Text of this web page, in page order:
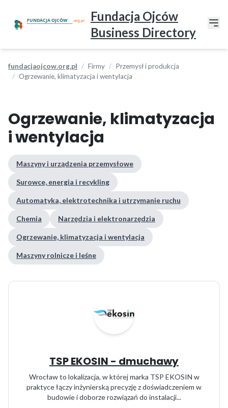
Fundacja Ojców
Business Directory
fundacjaojcow.org.pl Firmy
Przemysł i produkcja
Ogrzewanie, klimatyzacja i wentylacja
Ogrzewanie, klimatyzacja
i wentylacja
Maszyny i urządzenia przemysłowe
Surowce, energia i recykling
Automatyka, elektrotechnika i utrzymanie ruchu
Chemia Narzędzia i elektronarzędzia
Ogrzewanie, klimatyzacja i wentylacja
Maszyny rolnicze i leśne
TSP EKOSIN - dmuchawy
Wrocław to lokalizacja, w której marka TSP EKOSIN w
praktyce łączy inżynierską precyzję z doświadczeniem w
budowie i doborze rozwiązań do instalacji...